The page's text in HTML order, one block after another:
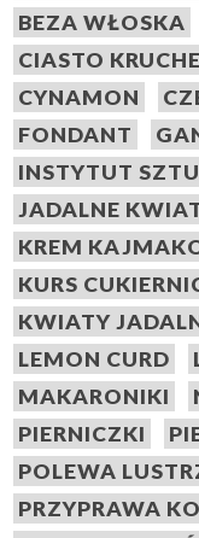
BEZA WŁOSKA
CIASTO KRUCHE
CYNAMON
FONDANT
INSTYTUT
JADALNE
KREM
KURS
KWIATY
LEMON CURD
MAKARONIKI
PIERNICZKI
POLEWA
PRZYPRAWA